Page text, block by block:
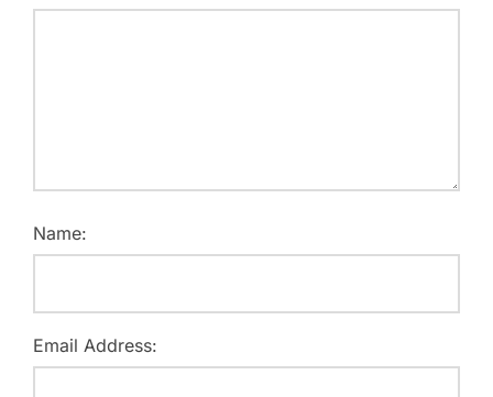
Name:
Email Address: